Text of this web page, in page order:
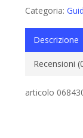
Categoria:
Descrizione
Recensioni
articolo